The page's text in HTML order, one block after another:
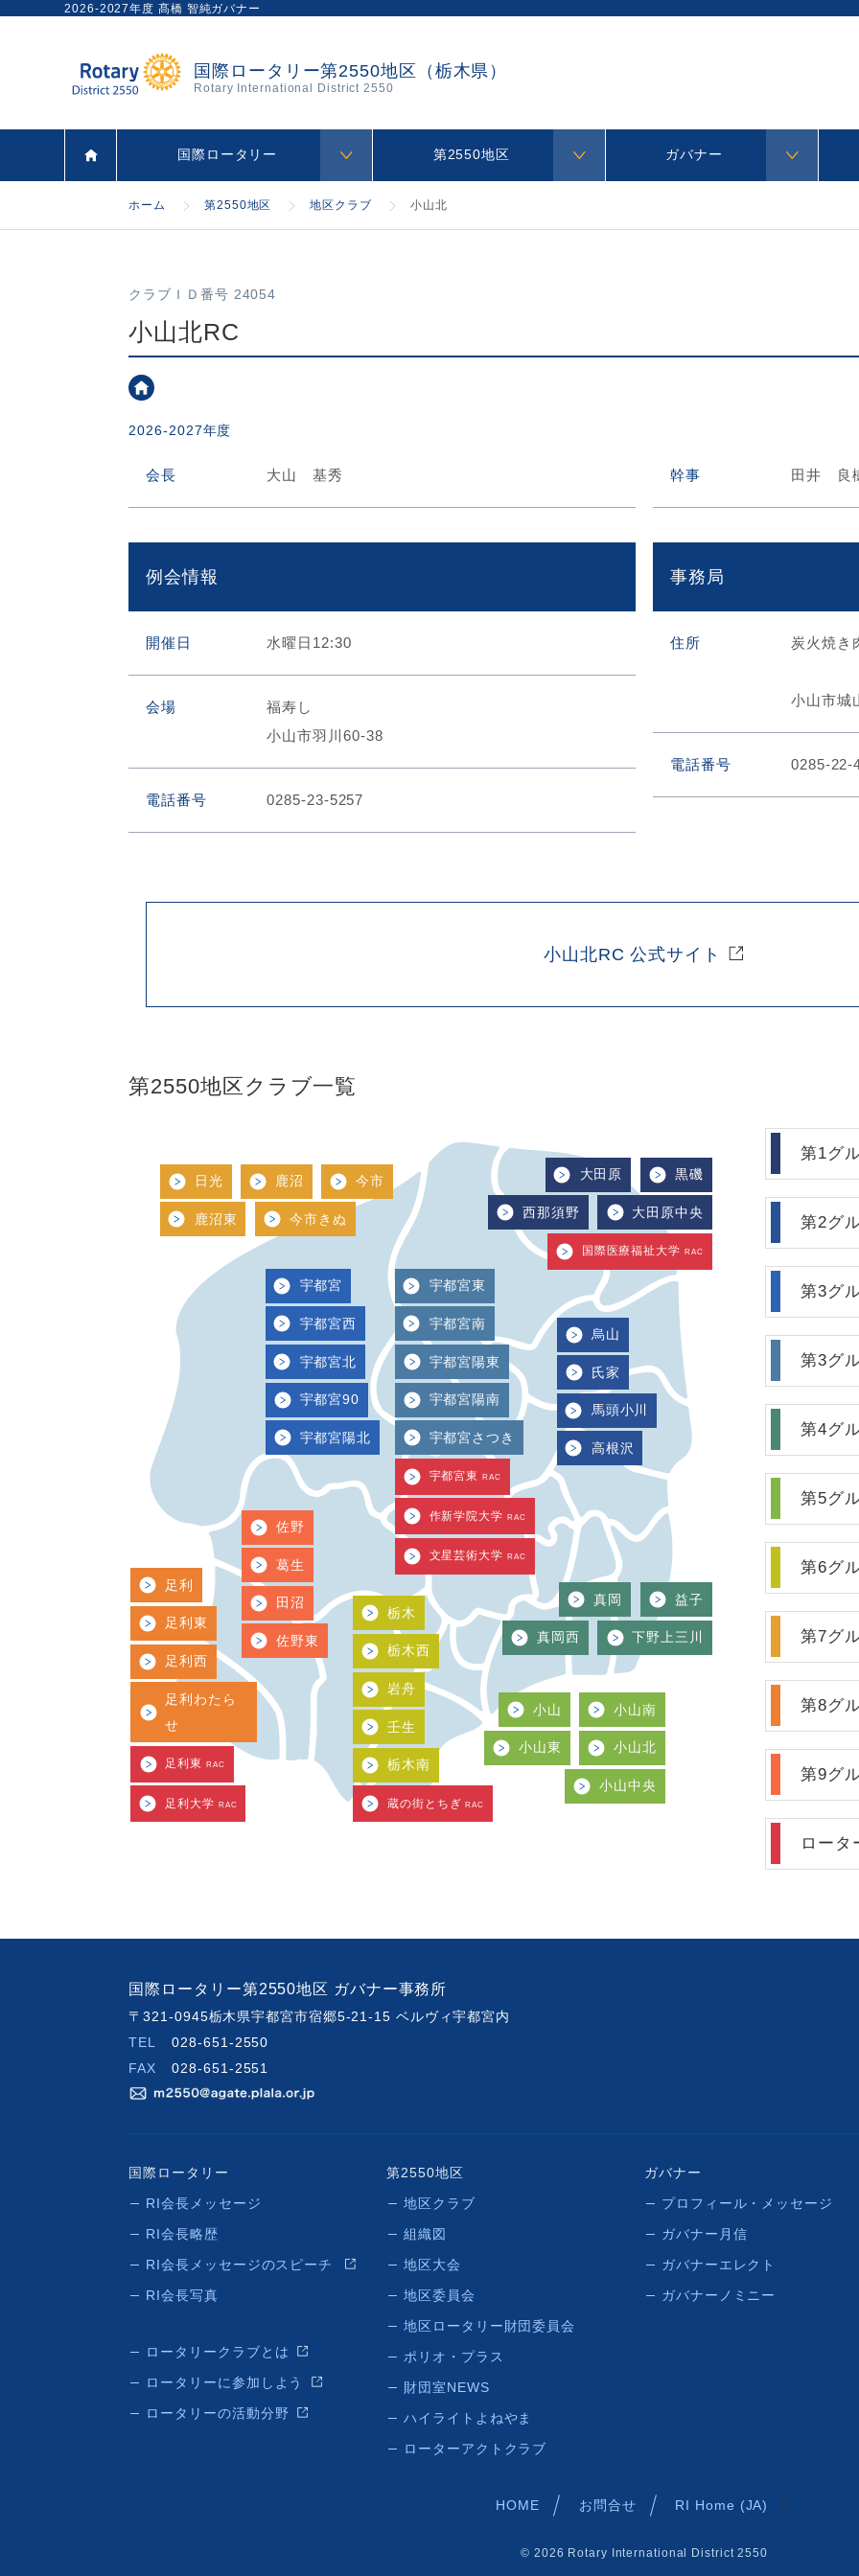
国際ロータリー第2550地区（栃木県）
Rotary International District 2550
2026-2027年度 髙橋 智純ガバナー
国際ロータリー 第2550地区 ガバナー
ホーム 第2550地区 地区クラブ 小山北
クラブＩＤ番号 24054
小山北RC
2026-2027年度
会長 大山 基秀 幹事 田井 良
例会情報
開催日 水曜日12:30
会場
福寿し
小山市羽川60-38
電話番号 0285-23-5257
事務局
住所 炭火焼
小山市城
電話番号 0285-22-
小山北RC 公式サイト
第2550地区クラブ一覧
大田原 黒磯
西那須野 大田原中央
国際医療福祉大学 RAC
烏山
氏家
馬頭小川
高根沢
宇都宮
宇都宮西
宇都宮北
宇都宮90
宇都宮陽北
宇都宮東
宇都宮南
宇都宮陽東
宇都宮陽南
宇都宮さつき
宇都宮東 RAC
作新学院大学 RAC
文星芸術大学 RAC
真岡 益子
真岡西 下野上三川
小山 小山南
小山東 小山北
小山中央
栃木
栃木西
岩舟
壬生
栃木南
蔵の街とちぎRAC
日光 鹿沼 今市
鹿沼東 今市きぬ
足利
足利東
足利西
足利わたら
せ
足利東 RAC
足利大学 RAC
佐野
葛生
田沼
佐野東
第1グ
第2グ
第3グ
第3グ
第4グ
第5グ
第6グ
第7グ
第8グ
第9グ
ロータ
国際ロータリー第2550地区 ガバナー事務所
〒321-0945栃木県宇都宮市宿郷5-21-15 ベルヴィ宇都宮内
TEL
028-651-2550
FAX
028-651-2551
国際ロータリー
RI会長メッセージ
RI会長略歴
RI会長メッセージのスピーチ
RI会長写真
ロータリークラブとは
ロータリーに参加しよう
ロータリーの活動分野
第2550地区
地区クラブ
組織図
地区大会
地区委員会
地区ロータリー財団委員会
ポリオ・プラス
財団室NEWS
ハイライトよねやま
ローターアクトクラブ
ガバナー
プロフィール・メッセージ
ガバナー月信
ガバナーエレクト
ガバナーノミニー
HOME お問合せ RI Home (JA)
© 2026 Rotary International District 2550